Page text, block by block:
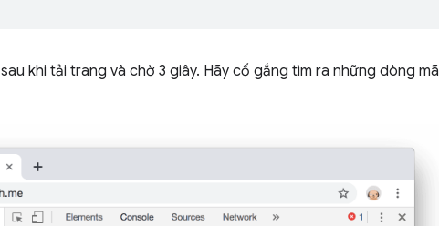
sau khi tải trang và chờ 3 giây. Hãy cố gắng tìm ra những dòng mã